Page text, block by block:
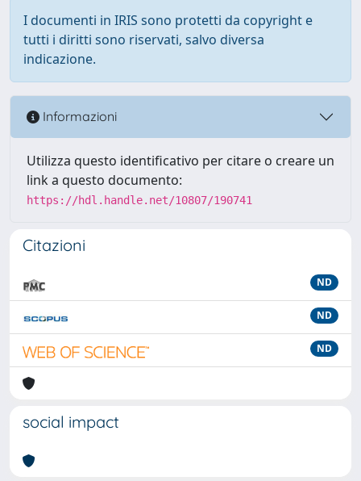
I documenti in IRIS sono protetti da copyright e
tutti i diritti sono riservati, salvo diversa
indicazione.
Informazioni
Utilizza questo identificativo per citare o creare un
link a questo documento:
https://hdl.handle.net/10807/190741
Citazioni
ND
ND
ND
social impact